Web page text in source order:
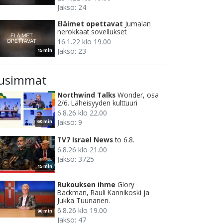
Jakso: 24
15 min
Eläimet opettavat Jumalan
nerokkaat sovellukset
16.1.22 klo 19.00
Jakso: 23
60 min
Northwind Talks Wonder, osa
2/6. Läheisyyden kulttuuri
6.8.26 klo 22.00
Jakso: 9
15 min
TV7 Israel News to 6.8.
6.8.26 klo 21.00
Jakso: 3725
90 min
Rukouksen ihme Glory
Backman, Rauli Kannikoski ja
Jukka Tuunanen.
6.8.26 klo 19.00
Jakso: 47